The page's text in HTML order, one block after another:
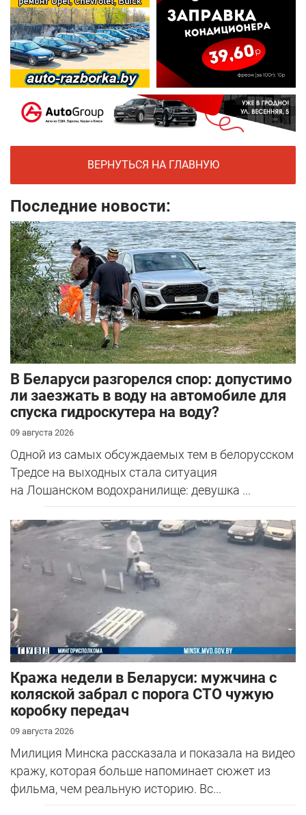
ВЕРНУТЬСЯ НА ГЛАВНУЮ
Последние новости:
В Беларуси разгорелся спор: допустимо
ли заезжать в воду на автомобиле для
спуска гидроскутера на воду?
09 августа 2026
Одной из самых обсуждаемых тем в белорусском
Тредсе на выходных стала ситуация
на Лошанском водохранилище: девушка ...
Кража недели в Беларуси: мужчина с
коляской забрал с порога СТО чужую
коробку передач
09 августа 2026
Милиция Минска рассказала и показала на видео
кражу, которая больше напоминает сюжет из
фильма, чем реальную историю. Вс...